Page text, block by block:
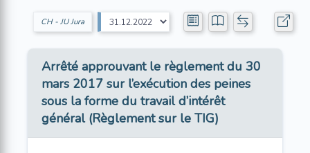
CH - JU Jura
Arrêté approuvant le règlement du 30
mars 2017 sur l’exécution des peines
sous la forme du travail d’intérêt
général (Règlement sur le TIG)